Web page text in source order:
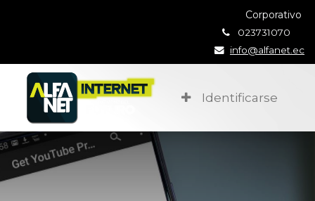
Corporativo
023731070
info@alfanet.ec
Identificarse